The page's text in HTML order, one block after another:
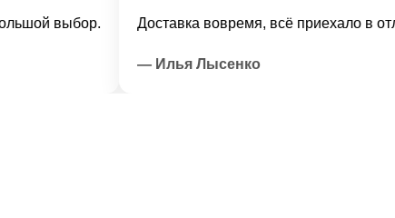
выбор. Доставка вовремя, всё приехало в
— Илья Лысенко